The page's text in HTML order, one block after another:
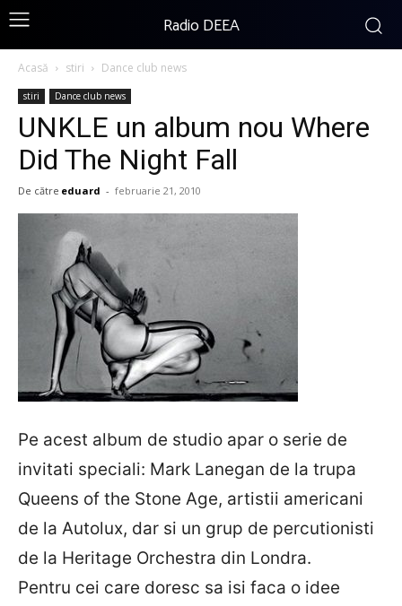
Radio DEEA
Acasă stiri Dance club news
stiri Dance club news
UNKLE un album nou Where
Did The Night Fall
De către eduard - februarie 21, 2010
Pe acest album de studio apar o serie de
invitati speciali: Mark Lanegan de la trupa
Queens of the Stone Age, artistii americani
de la Autolux, dar si un grup de percutionisti
de la Heritage Orchestra din Londra.
Pentru cei care doresc sa isi faca o idee